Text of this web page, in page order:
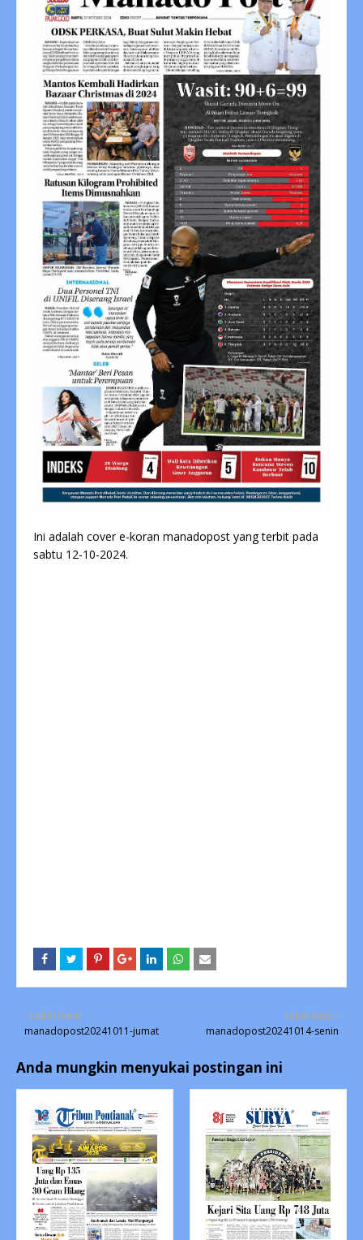
Ini adalah cover e-koran manadopost yang terbit pada
sabtu 12-10-2024.
Lebih baru
manadopost20241014-senin
Lebih lama
manadopost20241011-jumat
Anda mungkin menyukai postingan ini